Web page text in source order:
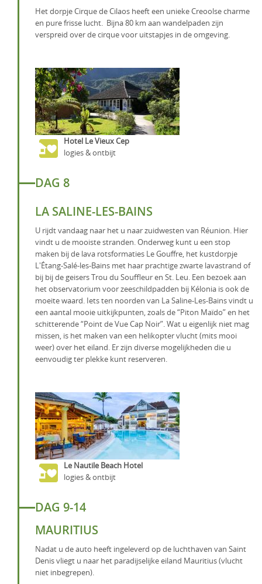
Het dorpje Cirque de Cilaos heeft een unieke Creoolse charme
en pure frisse lucht. Bijna 80 km aan wandelpaden zijn
verspreid over de cirque voor uitstapjes in de omgeving.
Hotel Le Vieux Cep
logies & ontbijt
DAG 8
LA SALINE-LES-BAINS
U rijdt vandaag naar het u naar zuidwesten van Réunion. Hier
vindt u de mooiste stranden. Onderweg kunt u een stop
maken bij de lava rotsformaties Le Gouffre, het kustdorpje
L'Étang-Salé-les-Bains met haar prachtige zwarte lavastrand of
bij bij de geisers Trou du Souffleur en St. Leu. Een bezoek aan
het observatorium voor zeeschildpadden bij Kélonia is ook de
moeite waard. Iets ten noorden van La Saline-Les-Bains vindt u
een aantal mooie uitkijkpunten, zoals de “Piton Maïdo” en het
schitterende “Point de Vue Cap Noir”. Wat u eigenlijk niet mag
missen, is het maken van een helikopter vlucht (mits mooi
weer) over het eiland. Er zijn diverse mogelijkheden die u
eenvoudig ter plekke kunt reserveren.
Le Nautile Beach Hotel
logies & ontbijt
DAG 9-14
MAURITIUS
Nadat u de auto heeft ingeleverd op de luchthaven van Saint
Denis vliegt u naar het paradijselijke eiland Mauritius (vlucht
niet inbegrepen).